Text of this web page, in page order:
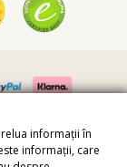
informații în
informații, care